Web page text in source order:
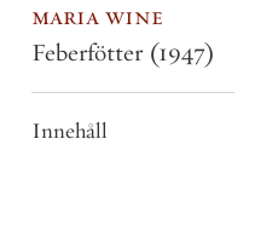
maria wine
Feberfötter (1947)
Innehåll